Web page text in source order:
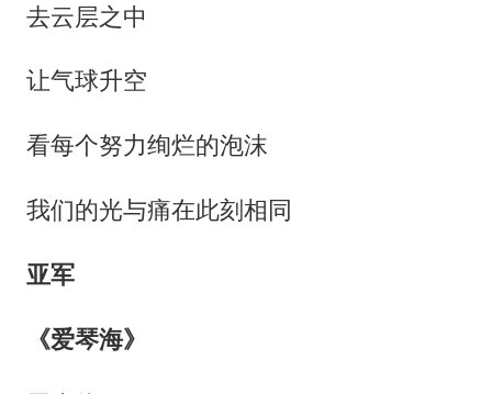
去云层之中
让气球升空
看每个努力绚烂的泡沫
我们的光与痛在此刻相同
亚军
《爱琴海》